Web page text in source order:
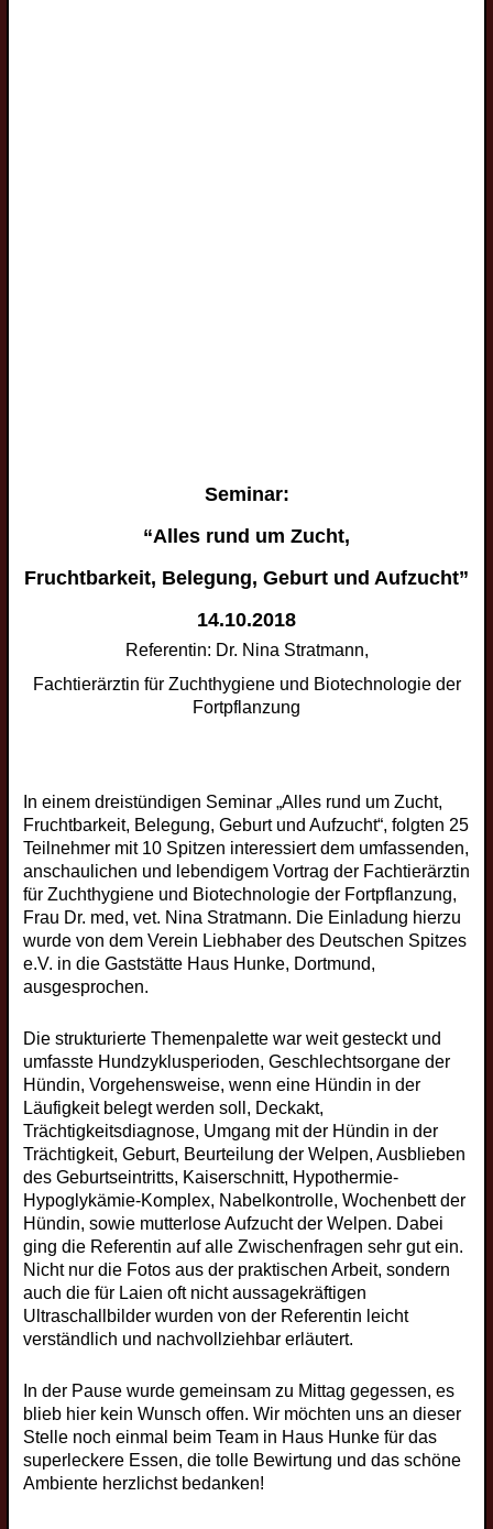
Seminar:
“Alles rund um Zucht,
Fruchtbarkeit, Belegung, Geburt und Aufzucht”
14.10.2018
Referentin: Dr. Nina Stratmann,
Fachtierärztin für Zuchthygiene und Biotechnologie der
Fortpflanzung
In einem dreistündigen Seminar „Alles rund um Zucht,
Fruchtbarkeit, Belegung, Geburt und Aufzucht“, folgten 25
Teilnehmer mit 10 Spitzen interessiert dem umfassenden,
anschaulichen und lebendigem Vortrag der Fachtierärztin
für Zuchthygiene und Biotechnologie der Fortpflanzung,
Frau Dr. med, vet. Nina Stratmann. Die Einladung hierzu
wurde von dem Verein Liebhaber des Deutschen Spitzes
e.V. in die Gaststätte Haus Hunke, Dortmund,
ausgesprochen.
Die strukturierte Themenpalette war weit gesteckt und
umfasste Hundzyklusperioden, Geschlechtsorgane der
Hündin, Vorgehensweise, wenn eine Hündin in der
Läufigkeit belegt werden soll, Deckakt,
Trächtigkeitsdiagnose, Umgang mit der Hündin in der
Trächtigkeit, Geburt, Beurteilung der Welpen, Ausblieben
des Geburtseintritts, Kaiserschnitt, Hypothermie-
Hypoglykämie-Komplex, Nabelkontrolle, Wochenbett der
Hündin, sowie mutterlose Aufzucht der Welpen. Dabei
ging die Referentin auf alle Zwischenfragen sehr gut ein.
Nicht nur die Fotos aus der praktischen Arbeit, sondern
auch die für Laien oft nicht aussagekräftigen
Ultraschallbilder wurden von der Referentin leicht
verständlich und nachvollziehbar erläutert.
In der Pause wurde gemeinsam zu Mittag gegessen, es
blieb hier kein Wunsch offen. Wir möchten uns an dieser
Stelle noch einmal beim Team in Haus Hunke für das
superleckere Essen, die tolle Bewirtung und das schöne
Ambiente herzlichst bedanken!